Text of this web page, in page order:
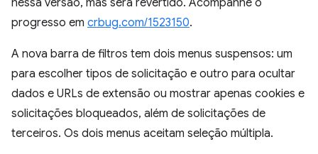
nessa versão, mas será revertido. Acompanhe o
progresso em crbug.com/1523150.
A nova barra de filtros tem dois menus suspensos: um
para escolher tipos de solicitação e outro para ocultar
dados e URLs de extensão ou mostrar apenas cookies e
solicitações bloqueados, além de solicitações de
terceiros. Os dois menus aceitam seleção múltipla.